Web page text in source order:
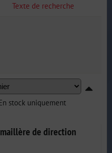
Texte de recherche
stock uniquement
de direction